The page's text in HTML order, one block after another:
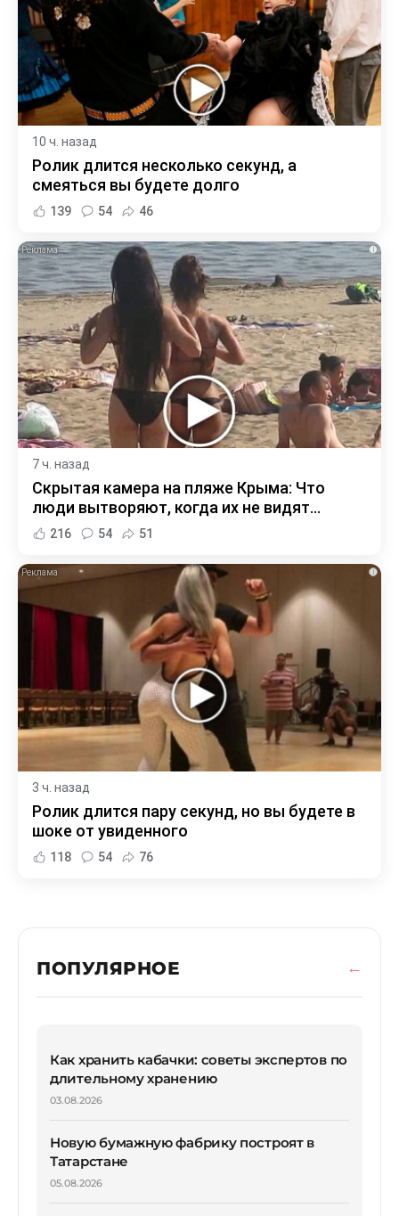
10 ч. назад
Ролик длится несколько секунд, а
смеяться вы будете долго
139 54 46
i
7 ч. назад
Скрытая камера на пляже Крыма: Что
люди вытворяют, когда их не видят...
216 54 51
i
3 ч. назад
Ролик длится пару секунд, но вы будете в
шоке от увиденного
118 54 76
ПОПУЛЯРНОЕ
Как хранить кабачки: советы экспертов по
длительному хранению
03.08.2026
Новую бумажную фабрику построят в
Татарстане
05.08.2026